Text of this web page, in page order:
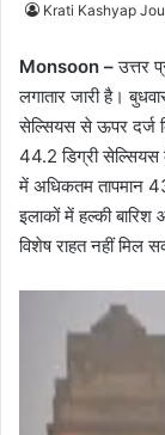
Krati Kashyap
Monsoon –उत्तर
लगातार जारी है।
सेल्सियस से ऊपर दर्ज
44.2 डिग्री सेल्सियस
में अधिकतम तापमान
इलाकों में हल्की
विशेष राहत नहीं मिल